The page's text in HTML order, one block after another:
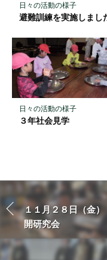
日々の活動の様子
避難訓練を実施しまし
日々の活動の様子
３年社会見学
１１月２８日（金
開研究会